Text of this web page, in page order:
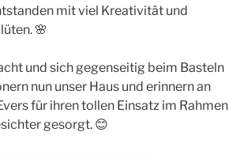
mit viel Kreativität und
🌸
und sich gegenseitig beim Basteln
nun unser Haus und erinnern an
für ihren tollen Einsatz im Rahmen
gesorgt. 😊